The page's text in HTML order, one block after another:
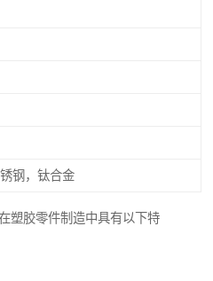
钢，钛合金
塑胶零件制造中具有以下特